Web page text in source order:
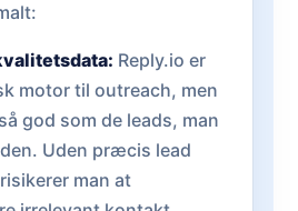
Reply.io er
motor til outreach, men
god som de leads, man
Uden præcis lead
man at